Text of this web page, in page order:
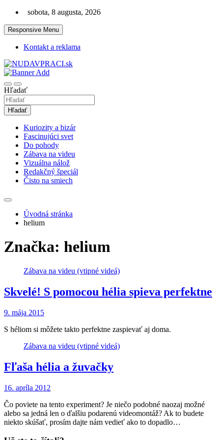
Skip
content
sobota, 8 augusta, 2026
Responsive Menu
Kontakt a reklama
nudaVpráci.sk
Hľadať
Hľadať
Kuriozity a bizár
Fascinujúci svet
Do pohody
Zábava na videu
Vizuálna nálož
Redakčný špeciál
Čisto na smiech
Úvodná stránka
helium
Značka: helium
Zábava na videu (vtipné videá)
Skvelé! S pomocou hélia spieva perfektne
9. mája 2015
S héliom si môžete takto perfektne zaspievať aj doma.
Zábava na videu (vtipné videá)
Fľaša hélia a žuvačky
16. apríla 2012
Čo poviete na tento experiment? Je niečo podobné naozaj možné
alebo sa jedná len o ďalšiu podarenú videomontáž? Ak to budete
niekto skúšať, prosím dajte nám vedieť ako to dopadlo…